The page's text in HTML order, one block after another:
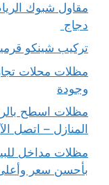
مقاول شبوك
دجاج
تركيب شينكو
مظلات محلات
وجودة
المنازل – اتصل
مظلات مداخل
بأحسن سعر